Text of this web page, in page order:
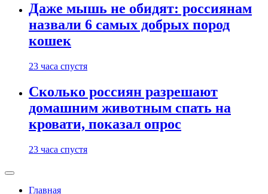
Даже мышь не обидят: россиянам
назвали 6 самых добрых пород
кошек
23 часа спустя
Сколько россиян разрешают
домашним животным спать на
кровати, показал опрос
23 часа спустя
Главная